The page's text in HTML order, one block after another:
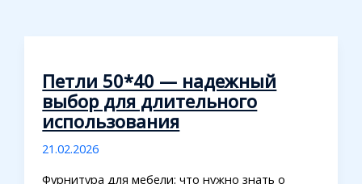
Петли 50*40 — надежный
выбор для длительного
использования
21.02.2026
Фурнитура для мебели: что нужно знать о